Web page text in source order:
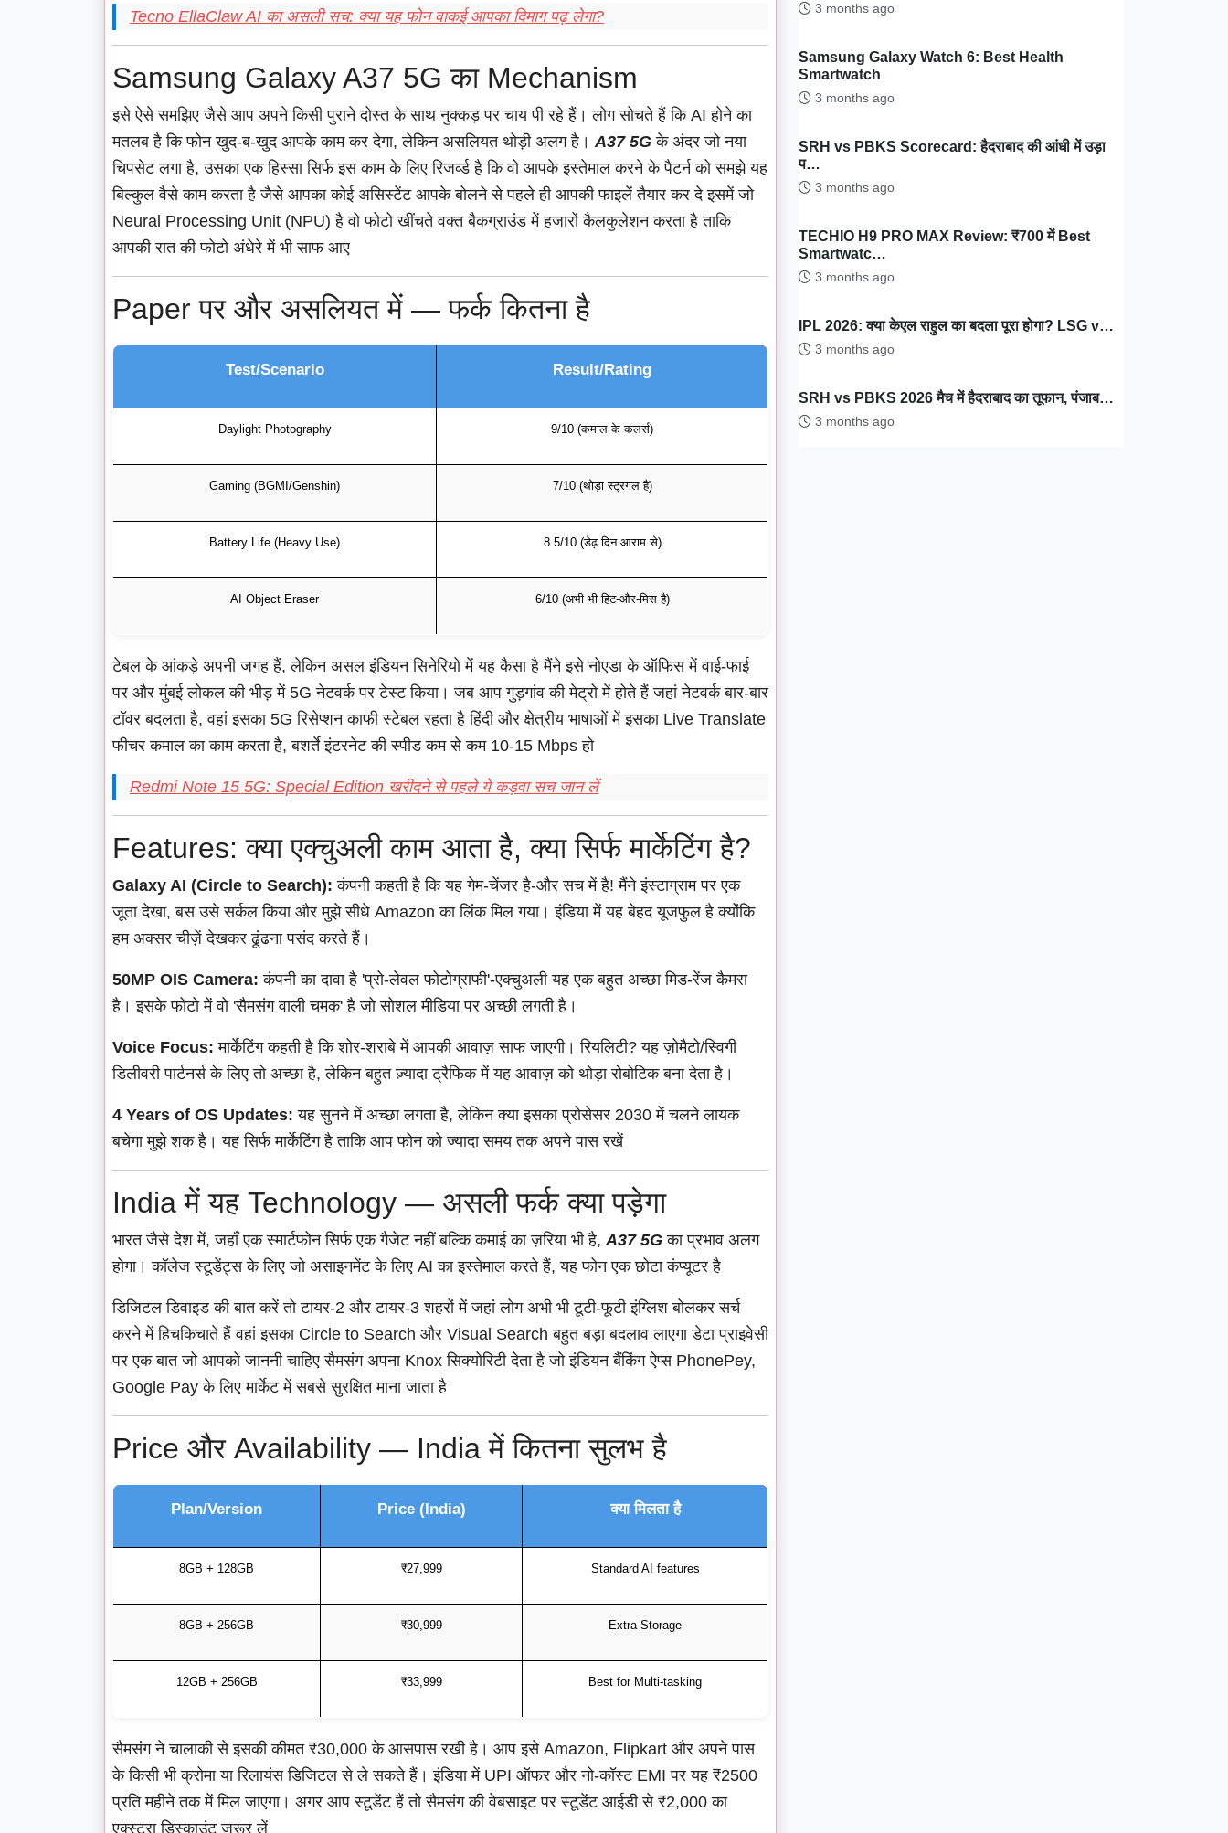
Tecno EllaClaw AI का असली सच: क्या यह फोन वाकई आपका दिमाग पढ़ लेगा?
Samsung Galaxy A37 5G का Mechanism
इसे ऐसे समझिए जैसे आप अपने किसी पुराने दोस्त के साथ नुक्कड़ पर चाय पी रहे हैं। लोग सोचते हैं कि AI होने का
मतलब है कि फोन खुद-ब-खुद आपके काम कर देगा, लेकिन असलियत थोड़ी अलग है।A37 5G के अंदर जो नया
चिपसेट लगा है, उसका एक हिस्सा सिर्फ इस काम के लिए रिजर्व्ड है कि वो आपके इस्तेमाल करने के पैटर्न को समझे यह
बिल्कुल वैसे काम करता है जैसे आपका कोई असिस्टेंट आपके बोलने से पहले ही आपकी फाइलें तैयार कर दे इसमें जो
Neural Processing Unit (NPU) है वो फोटो खींचते वक्त बैकग्राउंड में हजारों कैलकुलेशन करता है ताकि
आपकी रात की फोटो अंधेरे में भी साफ आए
Paper पर और असलियत में — फर्क कितना है
Test/Scenario Result/Rating
Daylight Photography 9/10 (कमाल के कलर्स)
Gaming (BGMI/Genshin) 7/10 (थोड़ा स्ट्रगल है)
Battery Life (Heavy Use) 8.5/10 (डेढ़ दिन आराम से)
AI Object Eraser 6/10 (अभी भी हिट-और-मिस है)
टेबल के आंकड़े अपनी जगह हैं, लेकिन असल इंडियन सिनेरियो में यह कैसा है मैंने इसे नोएडा के ऑफिस में वाई-फाई
पर और मुंबई लोकल की भीड़ में 5G नेटवर्क पर टेस्ट किया। जब आप गुड़गांव की मेट्रो में होते हैं जहां नेटवर्क बार-बार
टॉवर बदलता है, वहां इसका 5G रिसेप्शन काफी स्टेबल रहता है हिंदी और क्षेत्रीय भाषाओं में इसका Live Translate
फीचर कमाल का काम करता है, बशर्ते इंटरनेट की स्पीड कम से कम 10-15 Mbps हो
Redmi Note 15 5G: Special Edition खरीदने से पहले ये कड़वा सच जान लें
Features: क्या एक्चुअली काम आता है, क्या सिर्फ मार्केटिंग है?
Galaxy AI (Circle to Search): कंपनी कहती है कि यह गेम-चेंजर है-और सच में है! मैंने इंस्टाग्राम पर एक
जूता देखा, बस उसे सर्कल किया और मुझे सीधे Amazon का लिंक मिल गया। इंडिया में यह बेहद यूजफुल है क्योंकि
हम अक्सर चीज़ें देखकर ढूंढना पसंद करते हैं।
50MP OIS Camera: कंपनी का दावा है 'प्रो-लेवल फोटोग्राफी'-एक्चुअली यह एक बहुत अच्छा मिड-रेंज कैमरा
है। इसके फोटो में वो 'सैमसंग वाली चमक' है जो सोशल मीडिया पर अच्छी लगती है।
Voice Focus: मार्केटिंग कहती है कि शोर-शराबे में आपकी आवाज़ साफ जाएगी। रियलिटी? यह ज़ोमैटो/स्विगी
डिलीवरी पार्टनर्स के लिए तो अच्छा है, लेकिन बहुत ज़्यादा ट्रैफिक में यह आवाज़ को थोड़ा रोबोटिक बना देता है।
4 Years of OS Updates: यह सुनने में अच्छा लगता है, लेकिन क्या इसका प्रोसेसर 2030 में चलने लायक
बचेगा मुझे शक है। यह सिर्फ मार्केटिंग है ताकि आप फोन को ज्यादा समय तक अपने पास रखें
India में यह Technology — असली फर्क क्या पड़ेगा
भारत जैसे देश में, जहाँ एक स्मार्टफोन सिर्फ एक गैजेट नहीं बल्कि कमाई का ज़रिया भी है,A37 5G का प्रभाव अलग
होगा। कॉलेज स्टूडेंट्स के लिए जो असाइनमेंट के लिए AI का इस्तेमाल करते हैं, यह फोन एक छोटा कंप्यूटर है
डिजिटल डिवाइड की बात करें तो टायर-2 और टायर-3 शहरों में जहां लोग अभी भी टूटी-फूटी इंग्लिश बोलकर सर्च
करने में हिचकिचाते हैं वहां इसका Circle to Search और Visual Search बहुत बड़ा बदलाव लाएगा डेटा प्राइवेसी
पर एक बात जो आपको जाननी चाहिए सैमसंग अपना Knox सिक्योरिटी देता है जो इंडियन बैंकिंग ऐप्स PhonePey,
Google Pay के लिए मार्केट में सबसे सुरक्षित माना जाता है
Price और Availability — India में कितना सुलभ है
Plan/Version Price (India) क्या मिलता है
8GB + 128GB ₹27,999 Standard AI features
8GB + 256GB ₹30,999 Extra Storage
12GB + 256GB ₹33,999 Best for Multi-tasking
सैमसंग ने चालाकी से इसकी कीमत ₹30,000 के आसपास रखी है। आप इसे Amazon, Flipkart और अपने पास
के किसी भी क्रोमा या रिलायंस डिजिटल से ले सकते हैं। इंडिया में UPI ऑफर और नो-कॉस्ट EMI पर यह ₹2500
प्रति महीने तक में मिल जाएगा। अगर आप स्टूडेंट हैं तो सैमसंग की वेबसाइट पर स्टूडेंट आईडी से ₹2,000 का
एक्स्ट्रा डिस्काउंट ज़रूर लें
3 months ago
Samsung Galaxy Watch 6: Best Health
Smartwatch
3 months ago
SRH vs PBKS Scorecard: हैदराबाद की आंधी में उड़ा
प…
3 months ago
TECHIO H9 PRO MAX Review: ₹700 में Best
Smartwatc…
3 months ago
IPL 2026: क्या केएल राहुल का बदला पूरा होगा? LSG v…
3 months ago
SRH vs PBKS 2026 मैच में हैदराबाद का तूफान, पंजाब…
3 months ago